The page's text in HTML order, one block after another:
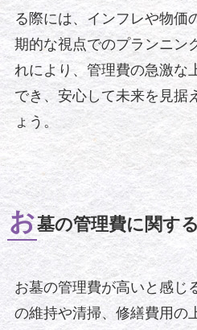
る際には、インフレや物価
期的な視点でのプランニン
れにより、管理費の急激な
でき、安心して未来を見据
ょう。
お墓の管理費に関す
お墓の管理費が高いと感じ
の維持や清掃、修繕費用の